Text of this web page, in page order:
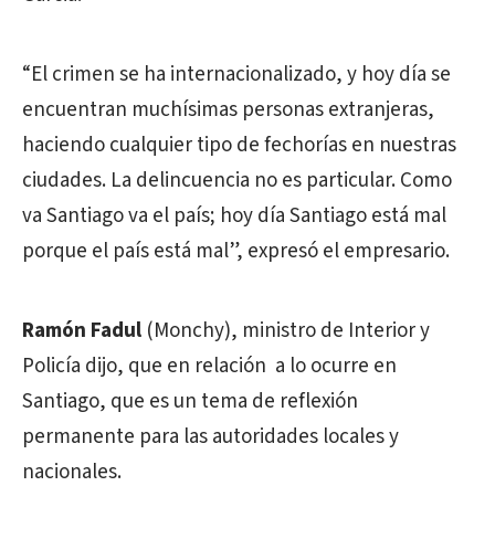
“El crimen se ha internacionalizado, y hoy día se
encuentran muchísimas personas extranjeras,
haciendo cualquier tipo de fechorías en nuestras
ciudades. La delincuencia no es particular. Como
va Santiago va el país; hoy día Santiago está mal
porque el país está mal”, expresó el empresario.
Ramón Fadul (Monchy), ministro de Interior y
Policía dijo, que en relación a lo ocurre en
Santiago, que es un tema de reflexión
permanente para las autoridades locales y
nacionales.